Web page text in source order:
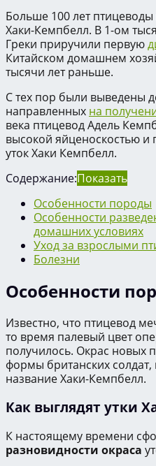
Больше 100 лет
Хаки-Кемпбелл. В 1-ом
Греки приручили первую
Китайском домашнем
тысячи лет раньше.
С тех пор были выведены
направленных на
века птицевод Адель
высокой яйценоскостью и
уток Хаки Кемпбелл.
Содержание:Показать
Особенности породы
Особенности
домашних условиях
Уход за взрослыми
Болезни
Особенности
Известно, что птицевод
то время палевый цвет
получилось. Окрас новых
формы британских
название Хаки-Кемпбелл.
Как выглядят утки
К настоящему времени
разновидности окраса